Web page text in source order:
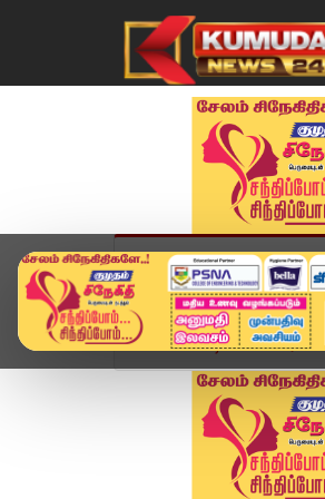
முகப்பு விளையாட்டு
Home வீடியோ ஸ்டோரி